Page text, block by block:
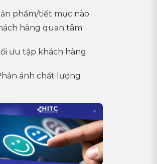
phẩm/tiết mục nào
hàng quan tâm
ưu tập khách hàng
ánh chất lượng